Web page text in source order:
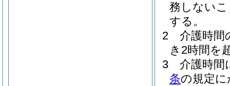
務しない
する。
2
介護時間
き2時間を
3
介護時間
条の規定